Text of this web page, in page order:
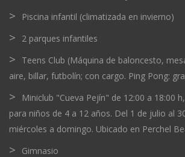
Piscina infantil (climatizada en invierno)
2 parques infantiles
Teens Club (Máquina de baloncesto,
aire, billar, futbolín; con cargo. Ping Pong:
Miniclub "Cueva Pejín" de 12:00 a 18:00
para niños de 4 a 12 años. Del 1 de julio al
miércoles a domingo. Ubicado en Perchel
Gimnasio